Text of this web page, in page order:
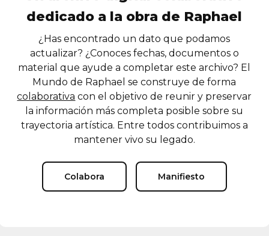
dedicado a la obra de Raphael
¿Has encontrado un dato que podamos
actualizar? ¿Conoces fechas, documentos o
material que ayude a completar este archivo? El
Mundo de Raphael se construye de forma
colaborativa con el objetivo de reunir y preservar
la información más completa posible sobre su
trayectoria artística. Entre todos contribuimos a
mantener vivo su legado.
Colabora Manifiesto